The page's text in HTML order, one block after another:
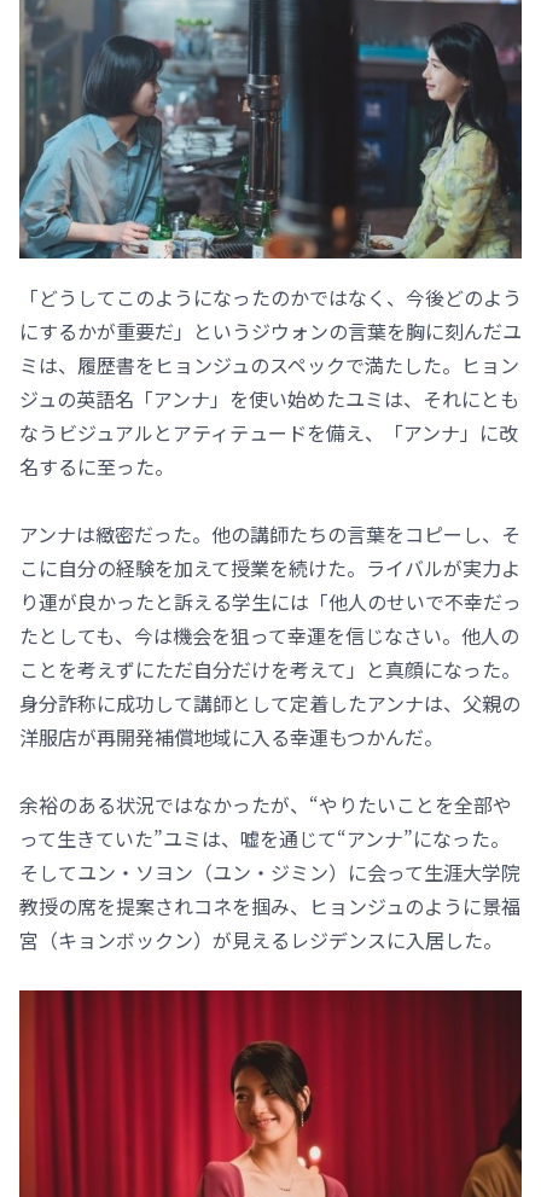
「どうしてこのようになったのかではなく、今後どのよう
にするかが重要だ」というジウォンの言葉を胸に刻んだユ
ミは、履歴書をヒョンジュのスペックで満たした。ヒョン
ジュの英語名「アンナ」を使い始めたユミは、それにとも
なうビジュアルとアティテュードを備え、「アンナ」に改
名するに至った。
アンナは緻密だった。他の講師たちの言葉をコピーし、そ
こに自分の経験を加えて授業を続けた。ライバルが実力よ
り運が良かったと訴える学生には「他人のせいで不幸だっ
たとしても、今は機会を狙って幸運を信じなさい。他人の
ことを考えずにただ自分だけを考えて」と真顔になった。
身分詐称に成功して講師として定着したアンナは、父親の
洋服店が再開発補償地域に入る幸運もつかんだ。
余裕のある状況ではなかったが、“やりたいことを全部や
って生きていた”ユミは、嘘を通じて“アンナ”になった。
そしてユン・ソヨン（ユン・ジミン）に会って生涯大学院
教授の席を提案されコネを掴み、ヒョンジュのように景福
宮（キョンボックン）が見えるレジデンスに入居した。